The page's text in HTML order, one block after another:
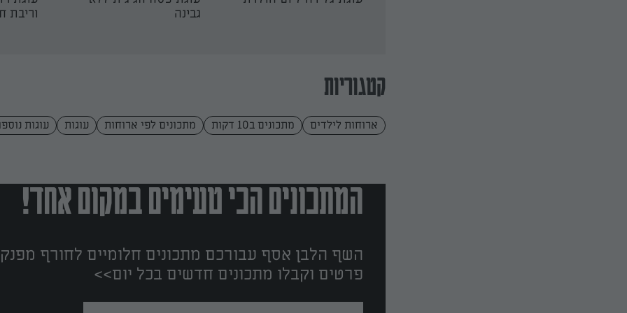
גבינה
וריבת
קטגוריות
ארוחות לילדים מתכונים ב10 דקות מתכונים לפי ארוחות עוגות עוגות
המתכונים הכי טעימים במקום אחד!
השף הלבן אסף עבורכם מתכונים חלומיים לחורף
פרטים וקבלו מתכונים חדשים בכל יום>>